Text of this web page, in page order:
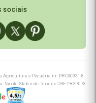
sociais
Agricultura e Pecuária nr: PR 000931-8
Nicole Skibinski Teixeira CRF PR 37073